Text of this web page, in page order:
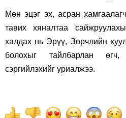
Мөн эцэг эх, асран
тавих хяналтаа
халдах нь Эрүү, Зөрчлийн
болохыг тайлбарлан өгч,
сэргийлэхийг уриалжээ.